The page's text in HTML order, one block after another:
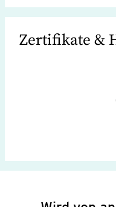
Zertifikate &